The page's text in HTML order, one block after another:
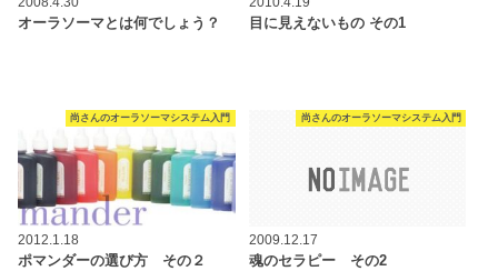
オーラソーマとは何でしょう？
目に見えないもの その1
尚さんのオーラソーマシステム入門
2012.1.18
ポマンダーの選び方 その２
尚さんのオーラソーマシステム入門
2009.12.17
魂のセラピー その2